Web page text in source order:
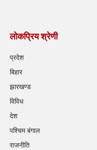
लोकप्रिय श्रेणी
प्रदेश
बिहार
झारखण्ड
विविध
देश
पश्चिम बंगाल
राजनीति